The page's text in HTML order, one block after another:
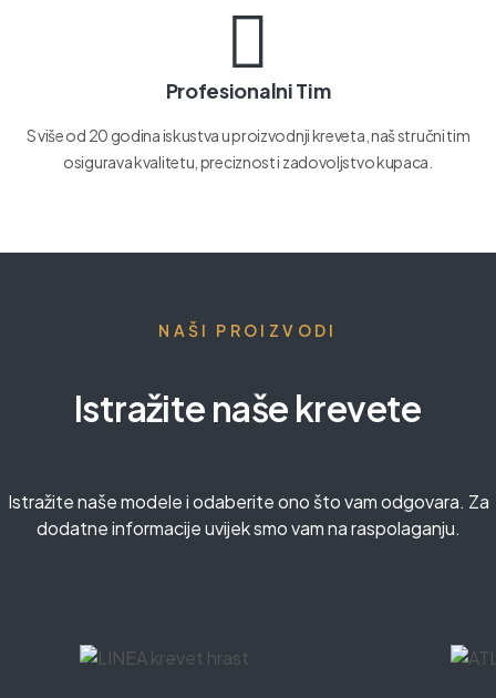
Profesionalni Tim
S više od 20 godina iskustva u proizvodnji kreveta, naš stručni tim
osigurava kvalitetu, preciznost i zadovoljstvo kupaca.
NAŠI PROIZVODI
Istražite naše krevete
Istražite naše modele i odaberite ono što vam odgovara. Za
dodatne informacije uvijek smo vam na raspolaganju.